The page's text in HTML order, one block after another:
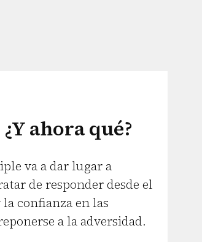
ahora qué?
va a dar lugar a
de responder desde el
confianza en las
a la adversidad.